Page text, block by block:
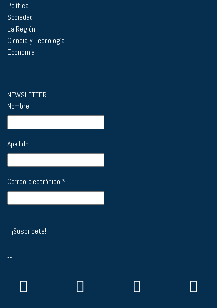
Política
Sociedad
La Región
Ciencia y Tecnología
Economía
NEWSLETTER
Nombre
Apellido
Correo electrónico *
--